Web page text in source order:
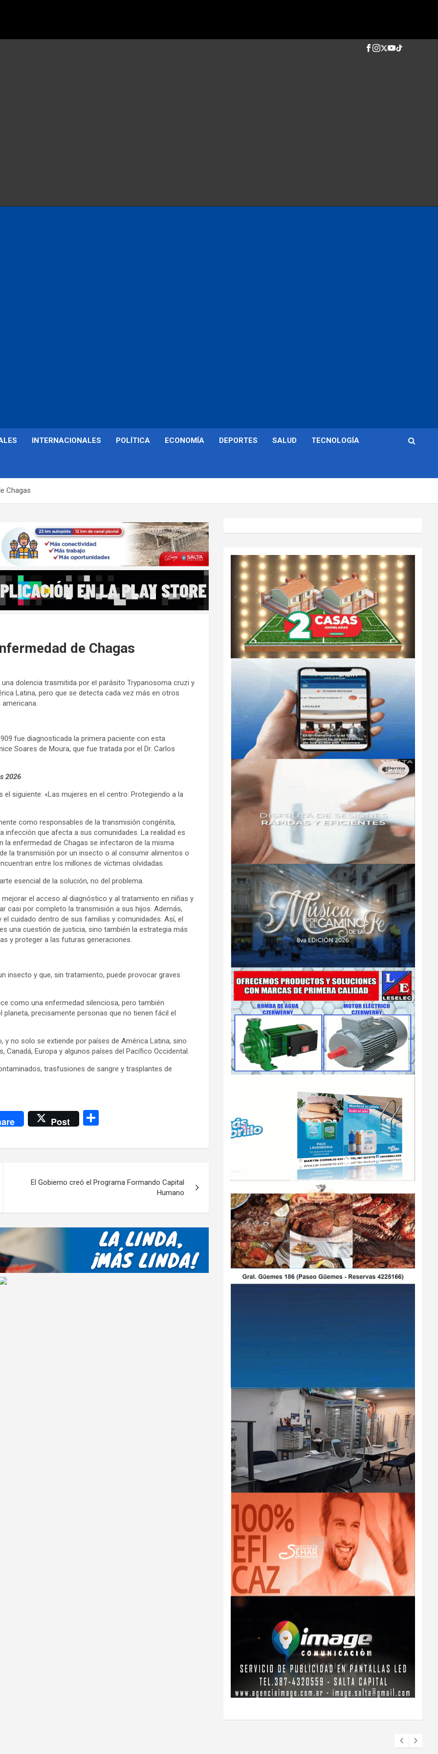
INTERNACIONALES POLÍTICA ECONOMÍA DEPORTES SALUD TECNOLOGÍA
Chagas
de Chagas
dolencia trasmitida por el parásito Trypanosoma cruzi y
Latina, pero que se detecta cada vez más en otros
fue diagnosticada la primera paciente con esta
Soares de Moura, que fue tratada por el Dr. Carlos
2026
el siguiente: «Las mujeres en el centro: Protegiendo a la
como responsables de la transmisión congénita,
infección que afecta a sus comunidades. La realidad es
la enfermedad de Chagas se infectaron de la misma
la transmisión por un insecto o al consumir alimentos o
entre los millones de víctimas olvidadas.
esencial de la solución, no del problema.
el acceso al diagnóstico y al tratamiento en niñas y
casi por completo la transmisión a sus hijos. Además,
cuidado dentro de sus familias y comunidades. Así, el
una cuestión de justicia, sino también la estrategia más
y proteger a las futuras generaciones.
insecto y que, sin tratamiento, puede provocar graves
como una enfermedad silenciosa, pero también
precisamente personas que no tienen fácil el
no solo se extiende por países de América Latina, sino
Europa y algunos países del Pacífico Occidental.
trasfusiones de sangre y trasplantes de
Post
m
ar
El Gobierno creó el Programa Formando Capital
Humano